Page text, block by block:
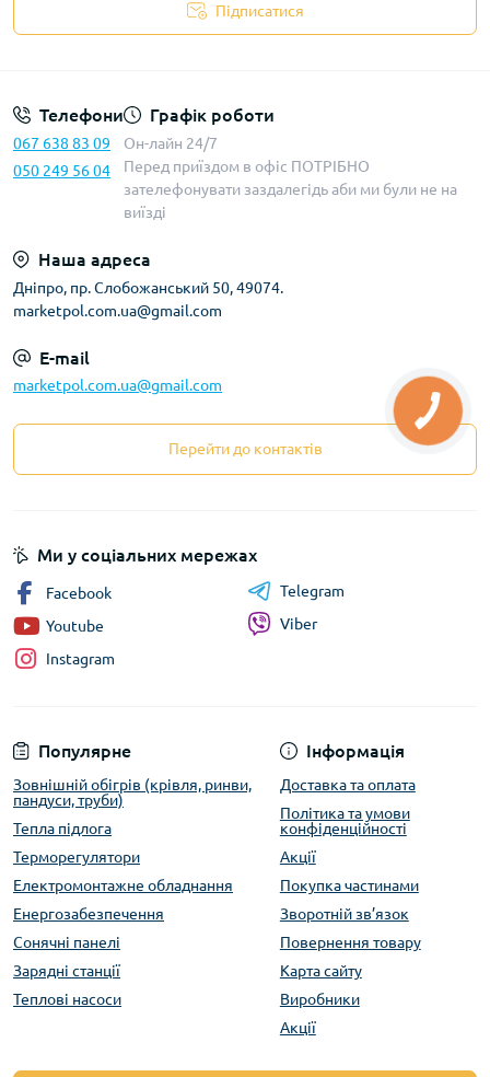
Підписатися
Телефони
067 638 83 09
050 249 56 04
Графік роботи
Он-лайн 24/7
Перед приїздом в офіс ПОТРІБНО
зателефонувати заздалегідь аби ми були не на
виїзді
Наша адреса
Дніпро, пр. Слобожанський 50, 49074.
marketpol.com.ua@gmail.com
E-mail
marketpol.com.ua@gmail.com
Перейти до контактів
Популярне
Зовнішній обігрів (крівля, ринви,
пандуси, труби)
Тепла підлога
Терморегулятори
Електромонтажне обладнання
Енергозабезпечення
Сонячні панелі
Зарядні станції
Теплові насоси
Інформація
Доставка та оплата
Політика та умови
конфіденційності
Акції
Покупка частинами
Зворотній зв’язок
Повернення товару
Карта сайту
Виробники
Акції
Ми у соціальних мережах
Facebook
Youtube
Instagram
Telegram
Viber